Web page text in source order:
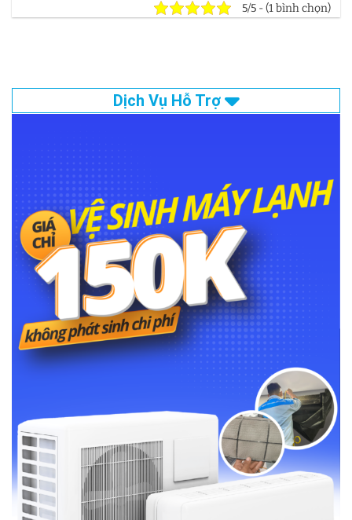
5/5 - (1 bình chọn)
Dịch Vụ Hỗ Trợ